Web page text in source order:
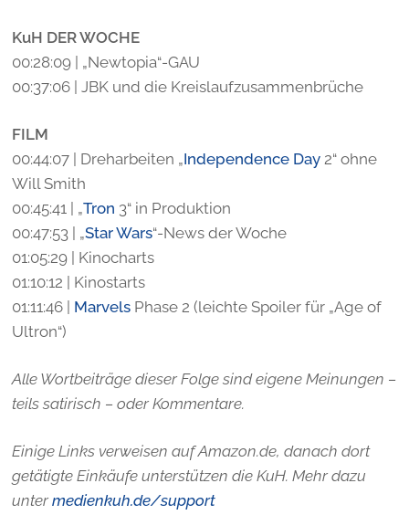
KuH DER WOCHE
00:28:09 | „Newtopia“-GAU
00:37:06 | JBK und die Kreislaufzusammenbrüche
FILM
00:44:07 | Dreharbeiten „Independence Day 2“ ohne
Will Smith
00:45:41 | „Tron 3“ in Produktion
00:47:53 | „Star Wars“-News der Woche
01:05:29 | Kinocharts
01:10:12 | Kinostarts
01:11:46 | Marvels Phase 2 (leichte Spoiler für „Age of
Ultron“)
Alle Wortbeiträge dieser Folge sind eigene Meinungen –
teils satirisch – oder Kommentare.
Einige Links verweisen auf Amazon.de, danach dort
getätigte Einkäufe unterstützen die KuH. Mehr dazu
untermedienkuh.de/support